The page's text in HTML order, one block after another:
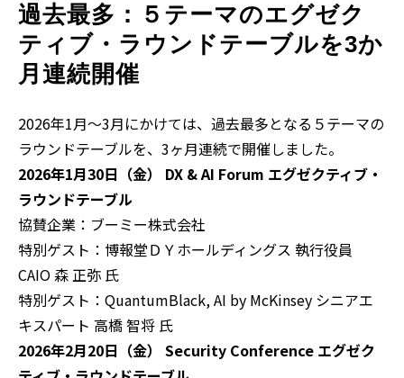
過去最多：５テーマのエグゼク
ティブ・ラウンドテーブルを3か
月連続開催
2026年1月～3月にかけては、過去最多となる５テーマの
ラウンドテーブルを、3ヶ月連続で開催しました。
2026年1月30日（金） DX & AI Forum エグゼクティブ・
ラウンドテーブル
協賛企業：ブーミー株式会社
特別ゲスト：博報堂ＤＹホールディングス 執行役員
CAIO 森 正弥 氏
特別ゲスト：QuantumBlack, AI by McKinsey シニアエ
キスパート 高橋 智将 氏
2026年2月20日（金） Security Conference エグゼク